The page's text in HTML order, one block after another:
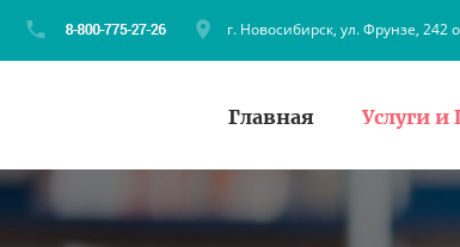
г. Новосибирск, ул. Фрунзе, 242
Главная Услуги